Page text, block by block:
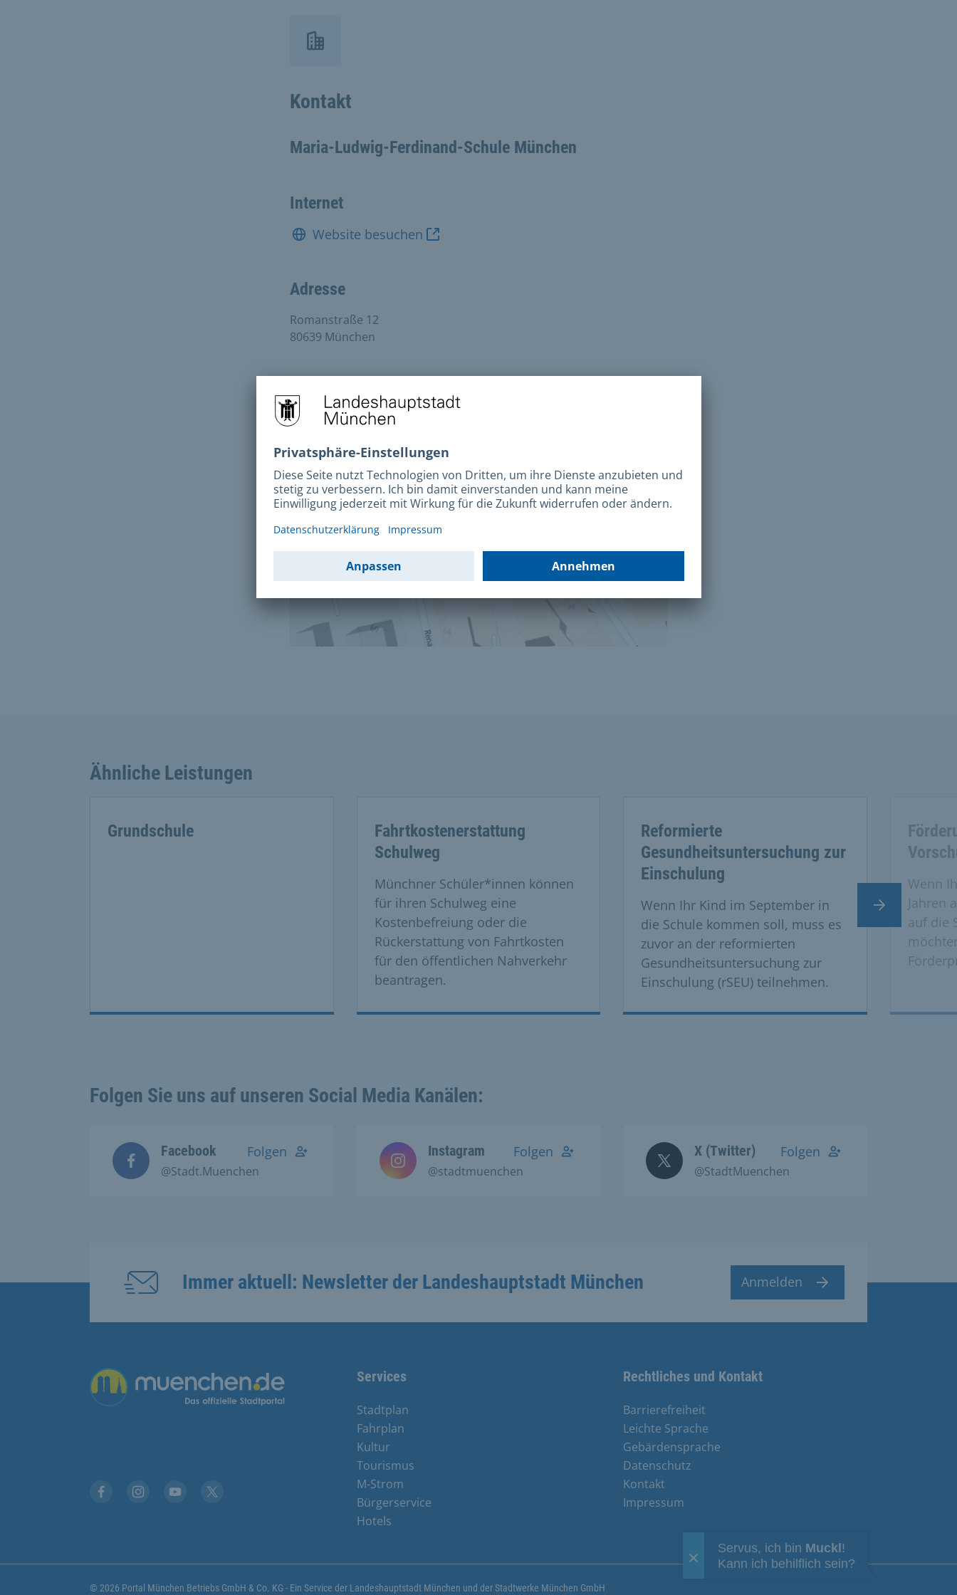
Kontakt
Maria-Ludwig-Ferdinand-Schule München
Internet
Website besuchen
Adresse
Romanstraße 12
80639 München
Anfahrt
Anfahrt mit MVV
Karte öffnen
Ähnliche Leistungen
Grundschule
Fahrtkostenerstattung
Schulweg
Münchner Schüler*innen können
für ihren Schulweg eine
Kostenbefreiung oder die
Rückerstattung von Fahrtkosten
für den öffentlichen Nahverkehr
beantragen.
Reformierte
Gesundheitsuntersuchung zur
Einschulung
Wenn Ihr Kind im September in
die Schule kommen soll, muss es
zuvor an der reformierten
Gesundheitsuntersuchung zur
Einschulung (rSEU) teilnehmen.
Wenn
Jahren
auf die
Nächster Slide
Folgen Sie uns auf unseren Social Media Kanälen:
Facebook
@Stadt.Muenchen
Folgen Instagram
@stadtmuenchen
Folgen X (Twitter)
@StadtMuenchen
Folgen
Immer aktuell: Newsletter der Landeshauptstadt München Anmelden
Übergreifende Links Services
Stadtplan
Fahrplan
Kultur
Tourismus
M-Strom
Bürgerservice
Hotels
Rechtliches und Kontakt
Barrierefreiheit
Leichte Sprache
Gebärdensprache
Datenschutz
Kontakt
Impressum
© 2026 Portal München Betriebs GmbH & Co. KG - Ein Service der Landeshauptstadt München und der Stadtwerke München GmbH
Servus, ich bin Muckl!
Kann ich behilflich sein?